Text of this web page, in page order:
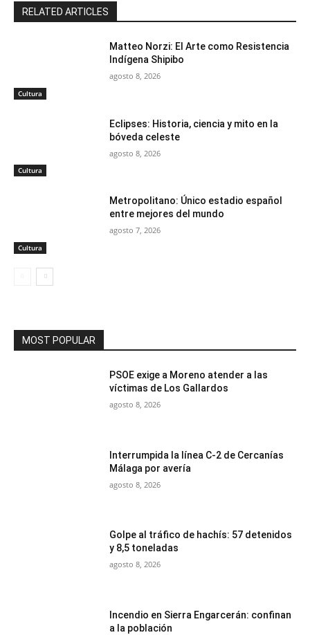
RELATED ARTICLES
Cultura
Matteo Norzi: El Arte como Resistencia
Indígena Shipibo
agosto 8, 2026
Cultura
Eclipses: Historia, ciencia y mito en la
bóveda celeste
agosto 8, 2026
Cultura
Metropolitano: Único estadio español
entre mejores del mundo
agosto 7, 2026
MOST POPULAR
PSOE exige a Moreno atender a las
víctimas de Los Gallardos
agosto 8, 2026
Interrumpida la línea C-2 de Cercanías
Málaga por avería
agosto 8, 2026
Golpe al tráfico de hachís: 57 detenidos
y 8,5 toneladas
agosto 8, 2026
Incendio en Sierra Engarcerán: confinan
a la población